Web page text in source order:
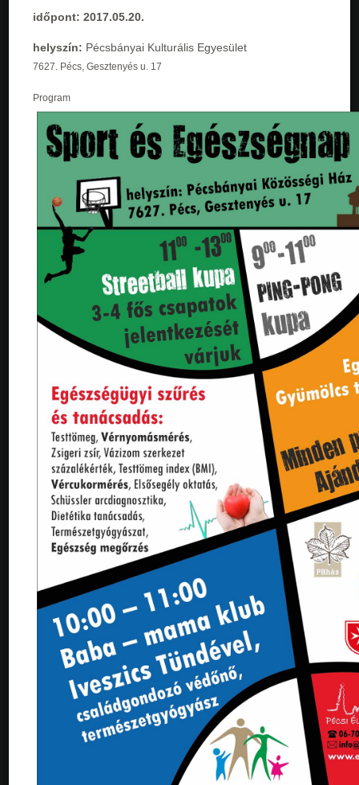
időpont: 2017.05.20.
helyszín: Pécsbányai Kulturális Egyesület
7627. Pécs, Gesztenyés u. 17
Program